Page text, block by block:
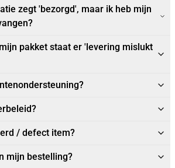
zegt 'bezorgd', maar ik heb mijn
pakket staat er 'levering mislukt
/ defect item?
mijn bestelling?